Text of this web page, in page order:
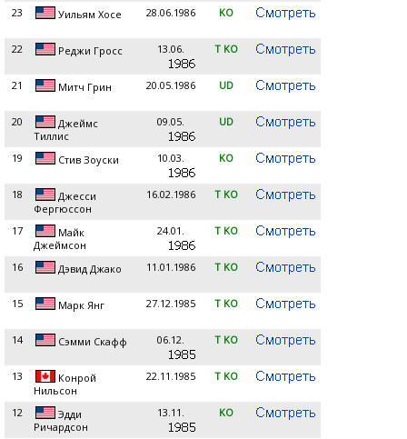
23 Уильям Хосе 28.06.1986 KO
22 Реджи Гросс 13.06. T KO
21 Митч Грин 20.05.1986 UD
20
Джеймс
Тиллис
09.05. UD
19 Стив Зоуски 10.03. KO
18
Джесси
Фергюссон
16.02.1986 T KO
17
Майк
Джеймсон
24.01. T KO
16 Дэвид Джако 11.01.1986 T KO
15 Марк Янг 27.12.1985 T KO
14 Сэмми Скафф 06.12. T KO
13
Конрой
Нильсон
22.11.1985 T KO
12
Эдди
Ричардсон
13.11. KO